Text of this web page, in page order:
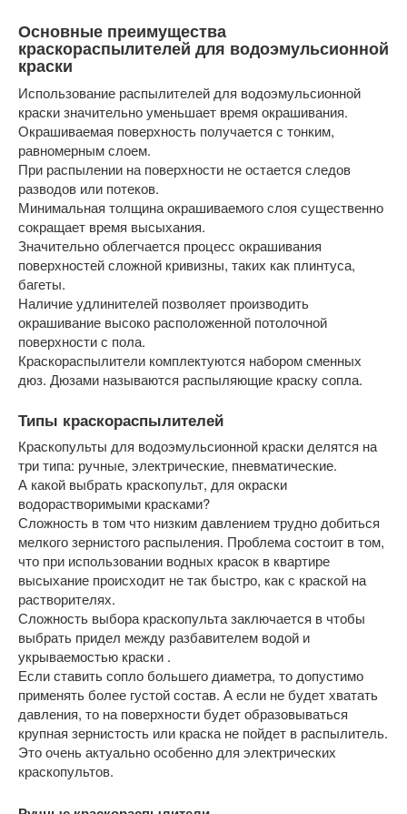
Основные преимущества
краскораспылителей для водоэмульсионной
краски
Использование распылителей для водоэмульсионной
краски значительно уменьшает время окрашивания.
Окрашиваемая поверхность получается с тонким,
равномерным слоем.
При распылении на поверхности не остается следов
разводов или потеков.
Минимальная толщина окрашиваемого слоя существенно
сокращает время высыхания.
Значительно облегчается процесс окрашивания
поверхностей сложной кривизны, таких как плинтуса,
багеты.
Наличие удлинителей позволяет производить
окрашивание высоко расположенной потолочной
поверхности с пола.
Краскораспылители комплектуются набором сменных
дюз. Дюзами называются распыляющие краску сопла.
Типы краскораспылителей
Краскопульты для водоэмульсионной краски делятся на
три типа: ручные, электрические, пневматические.
А какой выбрать краскопульт, для окраски
водорастворимыми красками?
Сложность в том что низким давлением трудно добиться
мелкого зернистого распыления. Проблема состоит в том,
что при использовании водных красок в квартире
высыхание происходит не так быстро, как с краской на
растворителях.
Сложность выбора краскопульта заключается в чтобы
выбрать придел между разбавителем водой и
укрываемостью краски .
Если ставить сопло большего диаметра, то допустимо
применять более густой состав. А если не будет хватать
давления, то на поверхности будет образовываться
крупная зернистость или краска не пойдет в распылитель.
Это очень актуально особенно для электрических
краскопультов.